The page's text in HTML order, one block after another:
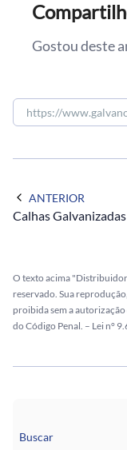
Gostou deste
ANTERIOR
Calhas
O texto acima "Distribuidor
reservado. Sua
proibida sem a
do Código Penal. – Lei n°
Buscar